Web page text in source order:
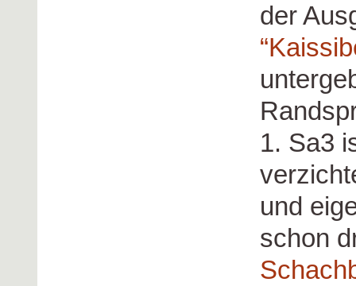
der
1. Sa3
und
schon